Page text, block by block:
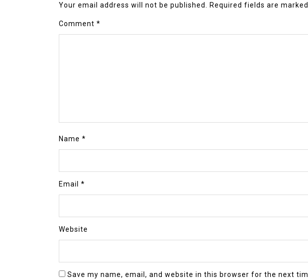
Your email address will not be published. Required fields are marked
Comment *
Name *
Email *
Website
Save my name, email, and website in this browser for the next